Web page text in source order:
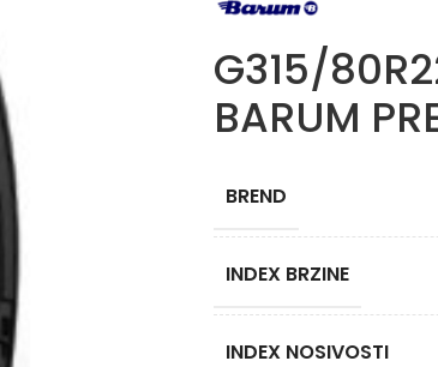
G315/
BARUM
BREND
INDEX BRZINE
INDEX NOSIVOSTI